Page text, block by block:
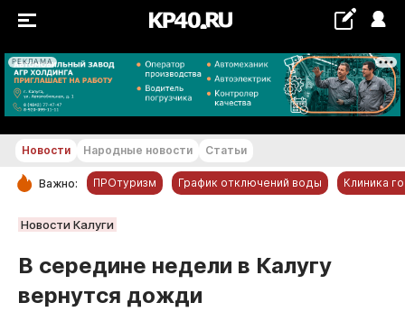
РЕКЛАМА
+18...+19 °С
РУБРИКИ
Новости компаний
Статьи
Новости Народные новости Статьи
Важно: ПРОтуризм График отключений воды Клиника
Новости Калуги
В середине недели в Калугу
вернутся дожди